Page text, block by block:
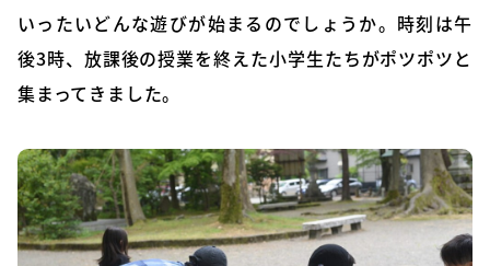
いったいどんな遊びが始まるのでしょうか。時刻は午
後3時、放課後の授業を終えた小学生たちがポツポツと
集まってきました。